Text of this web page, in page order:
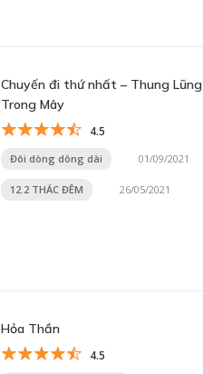
Chuyến đi thứ nhất – Thung Lũng
Trong Mây
4.5
Đôi dòng dông dài 01/09/2021
12.2 THÁC ĐÊM 26/05/2021
Hỏa Thần
4.5